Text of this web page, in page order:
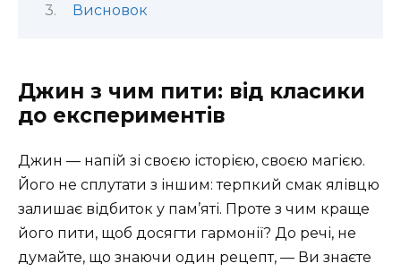
Висновок
Джин з чим пити: від класики
до експериментів
Джин — напій зі своєю історією, своєю магією.
Його не сплутати з іншим: терпкий смак ялівцю
залишає відбиток у пам’яті. Проте з чим краще
його пити, щоб досягти гармонії? До речі, не
думайте, що знаючи один рецепт, — Ви знаєте